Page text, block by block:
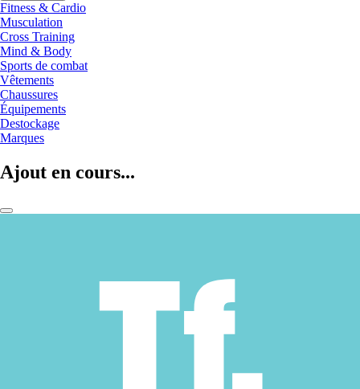
Fitness & Cardio
Musculation
Cross Training
Mind & Body
Sports de combat
Vêtements
Chaussures
Équipements
Destockage
Marques
Ajout en cours...